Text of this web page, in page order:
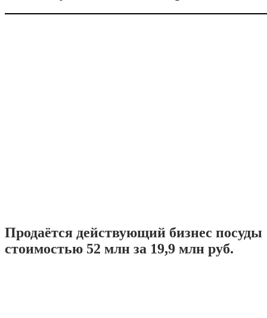
Продаётся действующий бизнес посуды
стоимостью 52 млн за 19,9 млн руб.